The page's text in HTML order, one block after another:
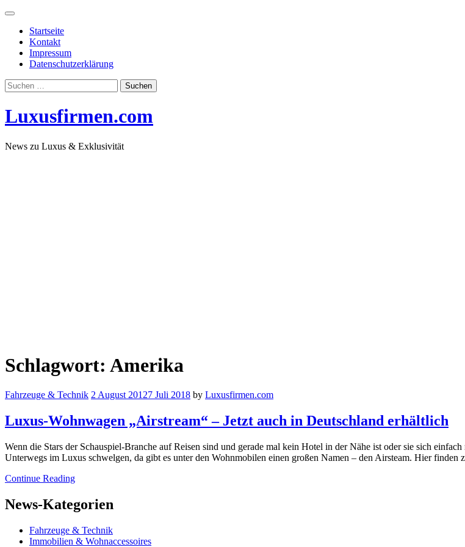
Skip
contentStartseite
Kontakt
Impressum
Datenschutzerklärung
Suchen
nach:
Luxusfirmen.com
News zu Luxus & Exklusivität
Schlagwort: Amerika
Fahrzeuge & Technik 2 August 20127 Juli 2018 by Luxusfirmen.com
Luxus-Wohnwagen „Airstream“ – Jetzt auch in Deutschland erhältlich
Wenn die Stars der Schauspiel-Branche auf Reisen sind und gerade mal kein Hotel in der Nähe ist oder sie sich
Unterwegs im Luxus schwelgen, da gibt es unter den Wohnmobilen einen großen Namen – den Airsteam. Hier
Continue Reading
News-Kategorien
Fahrzeuge & Technik
Immobilien & Wohnaccessoires